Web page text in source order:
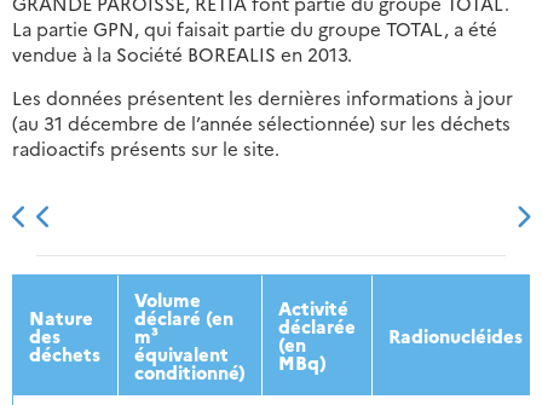
La partie GPN, qui faisait partie du groupe TOTAL, a été
vendue à la Société BOREALIS en 2013.
Les données présentent les dernières informations à jour
(au 31 décembre de l’année sélectionnée) sur les déchets
radioactifs présents sur le site.
2013 2014 2015 2016
Nature
des
déchets
Volume
déclaré (en
m³
équivalent
conditionné)
Activité
déclarée
(en
MBq)
Radionucléides